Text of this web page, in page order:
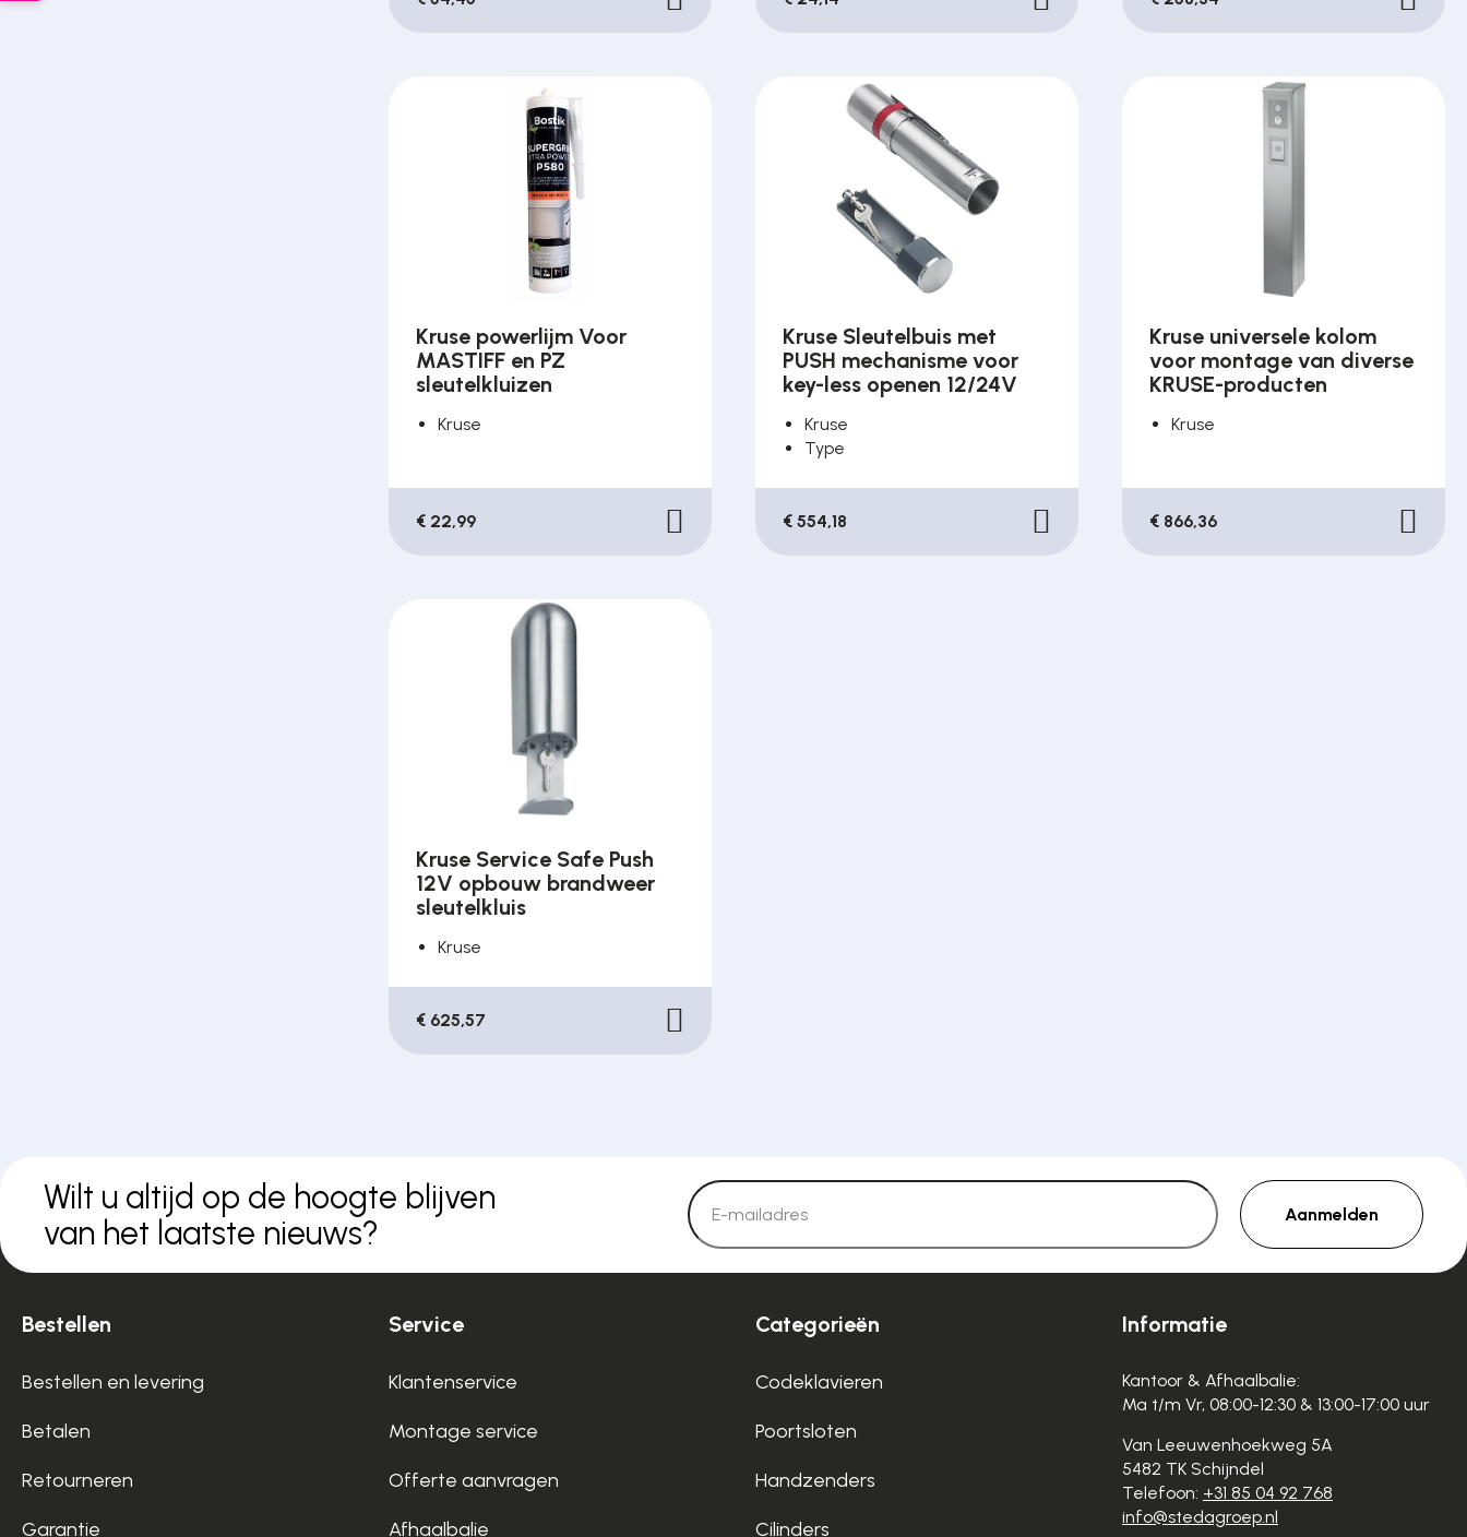
Kruse powerlijm Voor
MASTIFF en PZ
sleutelkluizen
Kruse
€ 22,99
Kruse Sleutelbuis met
PUSH mechanisme voor
key-less openen 12/24V
Kruse
Type
€ 554,18
Kruse universele kolom
voor montage van diverse
KRUSE-producten
Kruse
€ 866,36
Kruse Service Safe Push
12V opbouw brandweer
sleutelkluis
Kruse
€ 625,57
Wilt u altijd op de hoogte blijven
van het laatste nieuws?
Aanmelden
Bestellen
Bestellen en levering
Betalen
Retourneren
Garantie
Service
Klantenservice
Montage service
Offerte aanvragen
Afhaalbalie
Categorieën
Codeklavieren
Poortsloten
Handzenders
Cilinders
Informatie
Kantoor & Afhaalbalie:
Ma t/m Vr, 08:00-12:30 & 13:00-17:00 uur
Van Leeuwenhoekweg 5A
5482 TK Schijndel
Telefoon: +31 85 04 92 768
info@stedagroep.nl